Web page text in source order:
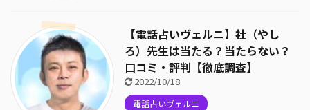
【電話占いヴェルニ】社（やし
ろ）先生は当たる？当たらない？
口コミ・評判【徹底調査】
2022/10/18
電話占いヴェルニ